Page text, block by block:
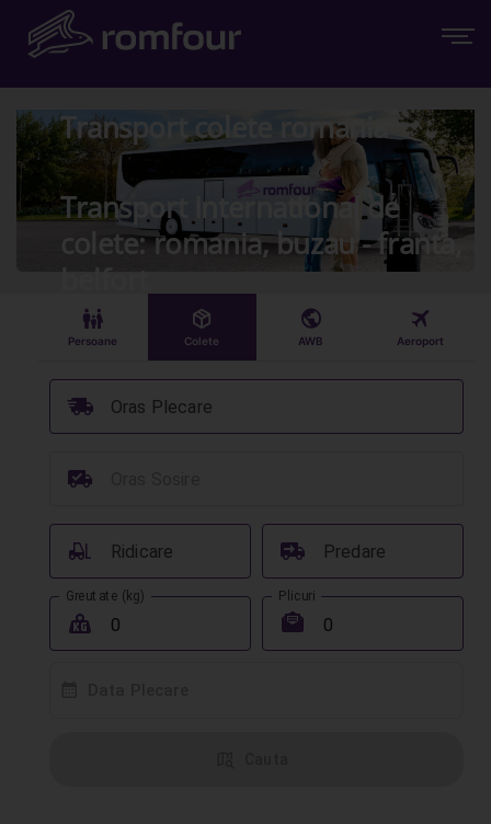
Transport colete romania
Transport International de
colete: romania, buzau - franta,
belfort
󱠣
Persoane
󰏗
Colete
󰇧
AWB
󰀝
Aeroport
Oras Plecare
󰞈
󰳔
Ridicare
󰟉 Predare
󰔾
Greutate (kg)
󰖢
Plicuri
󰾱